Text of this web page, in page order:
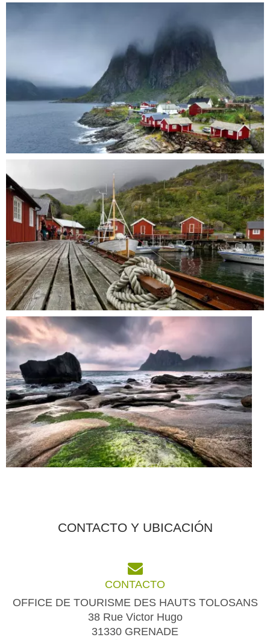
CONTACTO Y UBICACIÓN
CONTACTO
OFFICE DE TOURISME DES HAUTS TOLOSANS
38 Rue Victor Hugo
31330 GRENADE